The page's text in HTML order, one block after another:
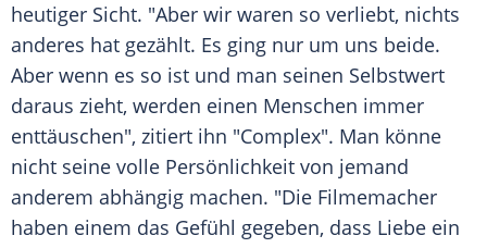
heutiger Sicht. "Aber wir waren so verliebt, nichts
anderes hat gezählt. Es ging nur um uns beide.
Aber wenn es so ist und man seinen Selbstwert
daraus zieht, werden einen Menschen immer
enttäuschen", zitiert ihn "Complex". Man könne
nicht seine volle Persönlichkeit von jemand
anderem abhängig machen. "Die Filmemacher
haben einem das Gefühl gegeben, dass Liebe ein